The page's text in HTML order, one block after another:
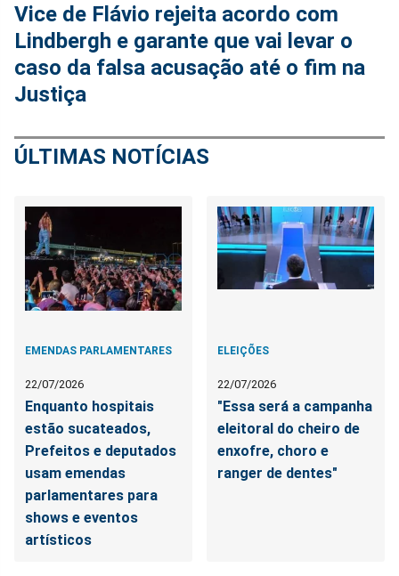
Vice de Flávio rejeita acordo com
Lindbergh e garante que vai levar o
caso da falsa acusação até o fim na
Justiça
ÚLTIMAS NOTÍCIAS
EMENDAS PARLAMENTARES
22/07/2026
Enquanto hospitais
estão sucateados,
Prefeitos e deputados
usam emendas
parlamentares para
shows e eventos
artísticos
ELEIÇÕES
22/07/2026
"Essa será a campanha
eleitoral do cheiro de
enxofre, choro e
ranger de dentes"